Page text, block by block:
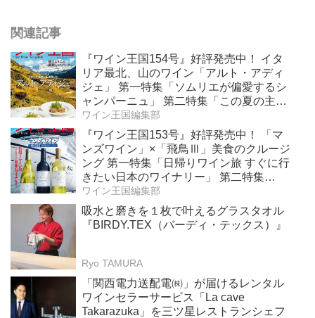
関連記事
『ワイン王国154号』好評発売中！ イタ
リア最北、山のワイン「アルト・アディ
ジェ」 第一特集「ソムリエが偏愛するシ
ャンパーニュ」 第二特集「この夏の主
役！ ナチュラルなロゼワイン」
ワイン王国編集部
『ワイン王国153号』好評発売中！ 「マ
ンズワイン」×「飛鳥Ⅲ」美食のクルージ
ング 第一特集「日帰りワイン旅 すぐに行
きたい日本のワイナリー」 第二特集
「Bordeaux Primeur Report2025」
ワイン王国編集部
吸水と磨きを１枚で叶えるグラスタオル
『BIRDY.TEX（バーディ・テックス）』
Ryo TAMURA
「関西電力送配電㈱」が届けるレンタル
ワインセラーサービス「La cave
Takarazuka」を三ツ星レストランシェフ